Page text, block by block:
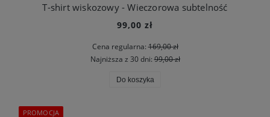
T-shirt wiskozowy - Wieczorowa subtelność
99,00 zł
Cena regularna:169,00 zł
Najniższa z 30 dni:99,00 zł
Do koszyka
PROMOCJA